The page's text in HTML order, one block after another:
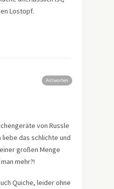
Lostopf.
Antworten
von Russle
liebe das schlichte und
großen Menge
mehr?!
Quiche, leider ohne